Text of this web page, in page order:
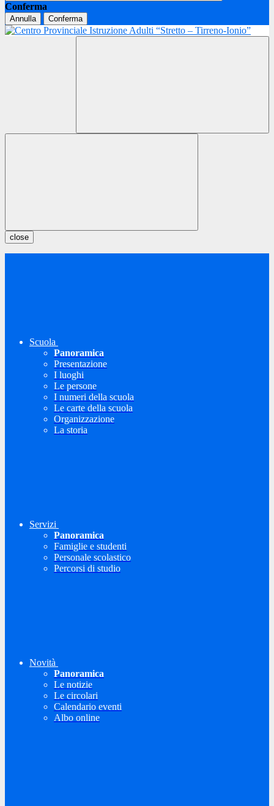
Conferma
Annulla Conferma
close
Scuola
Panoramica
Presentazione
I luoghi
Le persone
I numeri della scuola
Le carte della scuola
Organizzazione
La storia
Servizi
Panoramica
Famiglie e studenti
Personale scolastico
Percorsi di studio
Novità
Panoramica
Le notizie
Le circolari
Calendario eventi
Albo online